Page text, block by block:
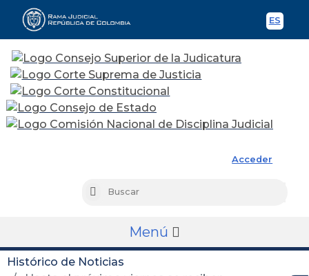
ES
Acceder
Buscar
Menú
Histórico de Noticias